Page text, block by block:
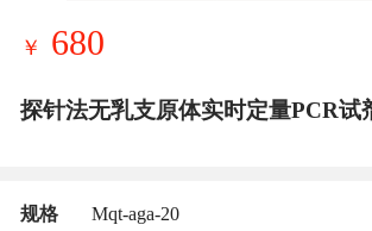
￥ 680
探针法无乳支原体实时定量PCR试
规格 Mqt-aga-20